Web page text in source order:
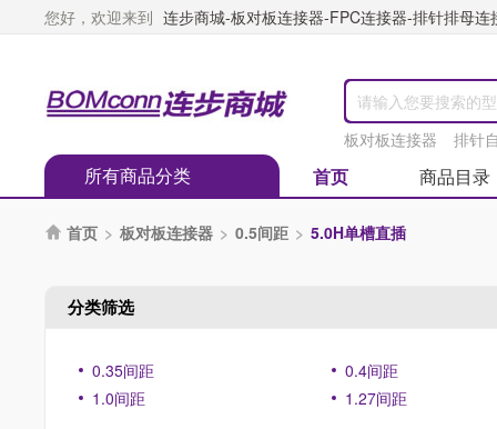
您好，欢迎来到 连步商城-板对板连接器-FPC连接器-排针排母
板对板连接器 排针
所有商品分类 首页 商品目录
 首页 > 板对板连接器 > 0.5间距 > 5.0H单槽直插
分类筛选
0.35间距
0.4间距
1.0间距
1.27间距